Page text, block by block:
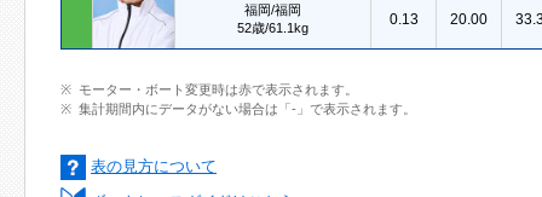
福岡/福岡
52歳/61.1kg
0.13
20.00
モーター・ボート変更時は赤で表示されます。
集計期間内にデータがない場合は「-」で表示されます。
表の見方について